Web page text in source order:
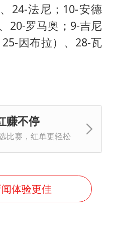
24-法尼；10-安德
20-罗马奥；9-吉尼
因布拉）、28-瓦
赚不停
比赛，红单更轻松
体验更佳